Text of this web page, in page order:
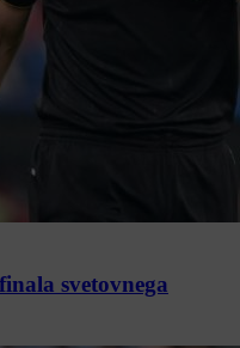
svetovnega